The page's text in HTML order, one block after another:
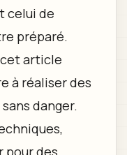
celui de
préparé.
article
à réaliser des
danger.
pour des